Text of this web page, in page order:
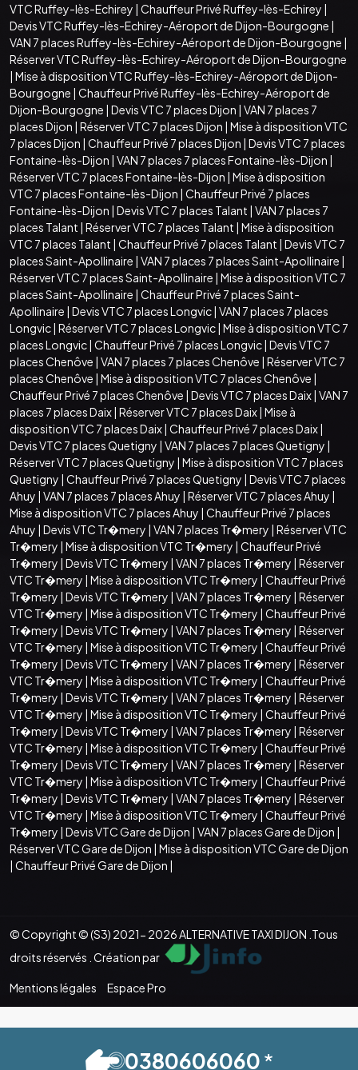
VTC Ruffey-lès-Echirey | Chauffeur Privé Ruffey-lès-Echirey |
Devis VTC Ruffey-lès-Echirey-Aéroport de Dijon-Bourgogne |
VAN 7 places Ruffey-lès-Echirey-Aéroport de Dijon-Bourgogne |
Réserver VTC Ruffey-lès-Echirey-Aéroport de Dijon-Bourgogne
| Mise à disposition VTC Ruffey-lès-Echirey-Aéroport de Dijon-
Bourgogne | Chauffeur Privé Ruffey-lès-Echirey-Aéroport de
Dijon-Bourgogne | Devis VTC 7 places Dijon | VAN 7 places 7
places Dijon | Réserver VTC 7 places Dijon | Mise à disposition VTC
7 places Dijon | Chauffeur Privé 7 places Dijon | Devis VTC 7 places
Fontaine-lès-Dijon | VAN 7 places 7 places Fontaine-lès-Dijon |
Réserver VTC 7 places Fontaine-lès-Dijon | Mise à disposition
VTC 7 places Fontaine-lès-Dijon | Chauffeur Privé 7 places
Fontaine-lès-Dijon | Devis VTC 7 places Talant | VAN 7 places 7
places Talant | Réserver VTC 7 places Talant | Mise à disposition
VTC 7 places Talant | Chauffeur Privé 7 places Talant | Devis VTC 7
places Saint-Apollinaire | VAN 7 places 7 places Saint-Apollinaire |
Réserver VTC 7 places Saint-Apollinaire | Mise à disposition VTC 7
places Saint-Apollinaire | Chauffeur Privé 7 places Saint-
Apollinaire | Devis VTC 7 places Longvic| VAN 7 places 7 places
Longvic| Réserver VTC 7 places Longvic| Mise à disposition VTC 7
places Longvic| Chauffeur Privé 7 places Longvic| Devis VTC 7
places Chenôve | VAN 7 places 7 places Chenôve | Réserver VTC 7
places Chenôve | Mise à disposition VTC 7 places Chenôve |
Chauffeur Privé 7 places Chenôve | Devis VTC 7 places Daix| VAN 7
places 7 places Daix| Réserver VTC 7 places Daix| Mise à
disposition VTC 7 places Daix| Chauffeur Privé 7 places Daix|
Devis VTC 7 places Quetigny | VAN 7 places 7 places Quetigny |
Réserver VTC 7 places Quetigny | Mise à disposition VTC 7 places
Quetigny | Chauffeur Privé 7 places Quetigny | Devis VTC 7 places
Ahuy | VAN 7 places 7 places Ahuy | Réserver VTC 7 places Ahuy |
Mise à disposition VTC 7 places Ahuy | Chauffeur Privé 7 places
Ahuy | Devis VTC Tr�mery | VAN 7 places Tr�mery | Réserver VTC
Tr�mery | Mise à disposition VTC Tr�mery | Chauffeur Privé
Tr�mery | Devis VTC Tr�mery | VAN 7 places Tr�mery | Réserver
VTC Tr�mery | Mise à disposition VTC Tr�mery | Chauffeur Privé
Tr�mery | Devis VTC Tr�mery | VAN 7 places Tr�mery | Réserver
VTC Tr�mery | Mise à disposition VTC Tr�mery | Chauffeur Privé
Tr�mery | Devis VTC Tr�mery | VAN 7 places Tr�mery | Réserver
VTC Tr�mery | Mise à disposition VTC Tr�mery | Chauffeur Privé
Tr�mery | Devis VTC Tr�mery | VAN 7 places Tr�mery | Réserver
VTC Tr�mery | Mise à disposition VTC Tr�mery | Chauffeur Privé
Tr�mery | Devis VTC Tr�mery | VAN 7 places Tr�mery | Réserver
VTC Tr�mery | Mise à disposition VTC Tr�mery | Chauffeur Privé
Tr�mery | Devis VTC Tr�mery | VAN 7 places Tr�mery | Réserver
VTC Tr�mery | Mise à disposition VTC Tr�mery | Chauffeur Privé
Tr�mery | Devis VTC Tr�mery | VAN 7 places Tr�mery | Réserver
VTC Tr�mery | Mise à disposition VTC Tr�mery | Chauffeur Privé
Tr�mery | Devis VTC Tr�mery | VAN 7 places Tr�mery | Réserver
VTC Tr�mery | Mise à disposition VTC Tr�mery | Chauffeur Privé
Tr�mery | Devis VTC Gare de Dijon | VAN 7 places Gare de Dijon |
Réserver VTC Gare de Dijon | Mise à disposition VTC Gare de Dijon
| Chauffeur Privé Gare de Dijon |
© Copyright © (S3) 2021- 2026 ALTERNATIVE TAXI DIJON .Tous
droits réservés . Création par
Mentions légales Espace Pro
0380606060*